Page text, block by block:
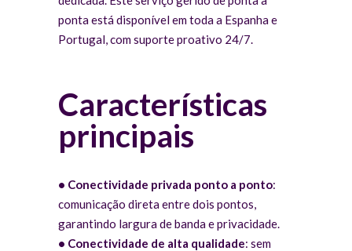
ponta está disponível em toda a Espanha e
Portugal, com suporte proativo 24/7.
Características
principais
• Conectividade privada ponto a ponto:
comunicação direta entre dois pontos,
garantindo largura de banda e privacidade.
• Conectividade de alta qualidade: sem